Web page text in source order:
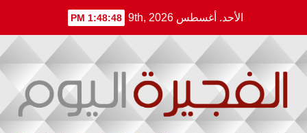
content
الأحد. أغسطس 9th, 2026 1:48:49 PM